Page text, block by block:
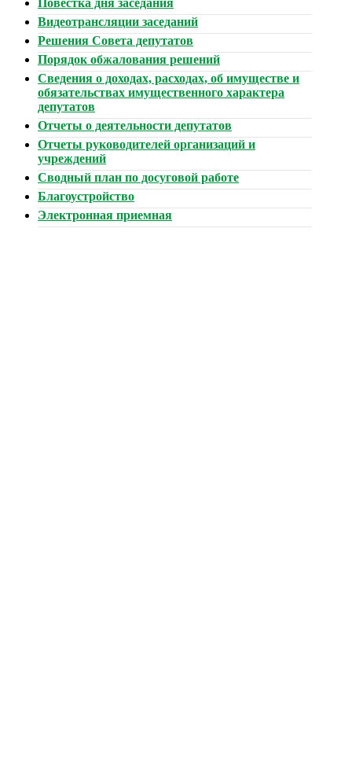
Видеотрансляции заседаний
Решения Совета депутатов
Порядок обжалования решений
Сведения о доходах, расходах, об имуществе и
обязательствах имущественного характера
депутатов
Отчеты о деятельности депутатов
Отчеты руководителей организаций и
учреждений
Сводный план по досуговой работе
Благоустройство
Электронная приемная